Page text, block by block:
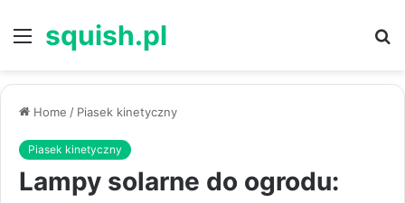
Menu
squish.pl
Home / Piasek kinetyczny
Piasek kinetyczny
Lampy solarne do ogrodu: